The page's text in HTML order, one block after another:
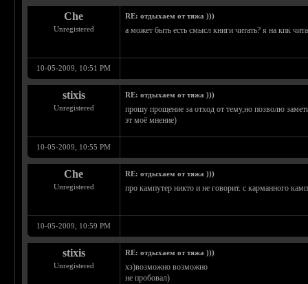
Che
Unregistered
RE: отдыхаем от тяжа )))
а может быть есть смысл книги читать? я на кпк
10-05-2009, 10:51 PM
stixis
Unregistered
RE: отдыхаем от тяжа )))
прошу прощение за отход от тему,но позволю
эт моё мнение)
10-05-2009, 10:55 PM
Che
Unregistered
RE: отдыхаем от тяжа )))
про кампутер никто и не говорит. с карманного
10-05-2009, 10:59 PM
stixis
Unregistered
RE: отдыхаем от тяжа )))
хз)возможно возможно
не пробовал)